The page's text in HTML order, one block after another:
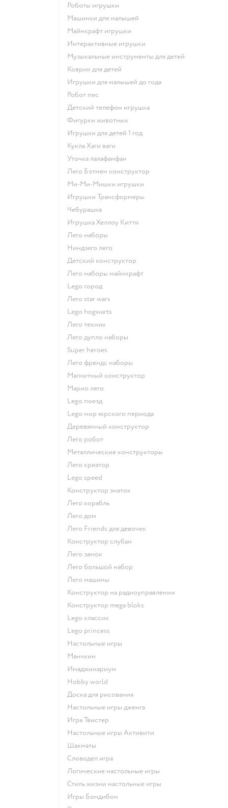
Роботы игрушки
Машинки для малышей
Майнкрафт игрушки
Интерактивные игрушки
Музыкальные инструменты для детей
Коврик для детей
Игрушки для малышей до года
Робот пес
Детский телефон игрушка
Фигурки животных
Игрушки для детей 1 год
Кукла Хаги ваги
Уточка лалафанфан
Лего Бэтмен конструктор
Ми-Ми-Мишки игрушки
Игрушки Трансформеры
Чебурашка
Игрушка Хеллоу Китти
Лего наборы
Ниндзяго лего
Детский конструктор
Лего наборы майнкрафт
Lego город
Лего star wars
Lego hogwarts
Лего техник
Лего дупло наборы
Super heroes
Лего френдс наборы
Магнитный конструктор
Марио лего
Lego поезд
Lego мир юрского периода
Деревянный конструктор
Лего робот
Металлические конструкторы
Лего креатор
Lego speed
Конструктор знаток
Лего корабль
Лего дом
Лего Friends для девочек
Конструктор слубан
Лего замок
Лего большой набор
Лего машины
Конструктор на радиоуправлении
Конструктор mega bloks
Lego классик
Lego princess
Настольные игры
Манчкин
Имаджинариум
Hobby world
Доска для рисования
Настольные игры дженга
Игра Твистер
Настольные игры Активити
Шахматы
Словодел игра
Логические настольные игры
Стиль жизни настольные игры
Игры Бондибон